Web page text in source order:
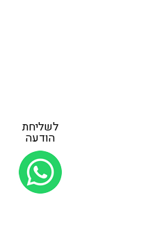
לשליחת
הודעה